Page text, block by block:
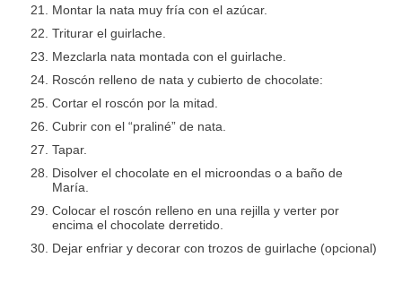
Montar la nata muy fría con el azúcar.
Triturar el guirlache.
Mezclarla nata montada con el guirlache.
Roscón relleno de nata y cubierto de chocolate:
Cortar el roscón por la mitad.
Cubrir con el “praliné” de nata.
Tapar.
Disolver el chocolate en el microondas o a baño de
María.
Colocar el roscón relleno en una rejilla y verter por
encima el chocolate derretido.
Dejar enfriar y decorar con trozos de guirlache (opcional)